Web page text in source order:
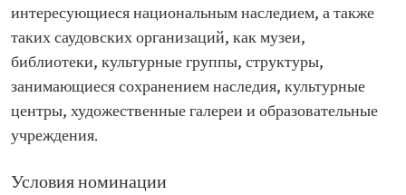
интересующиеся национальным наследием, а также
таких саудовских организаций, как музеи,
библиотеки, культурные группы, структуры,
занимающиеся сохранением наследия, культурные
центры, художественные галереи и образовательные
учреждения.
Условия номинации